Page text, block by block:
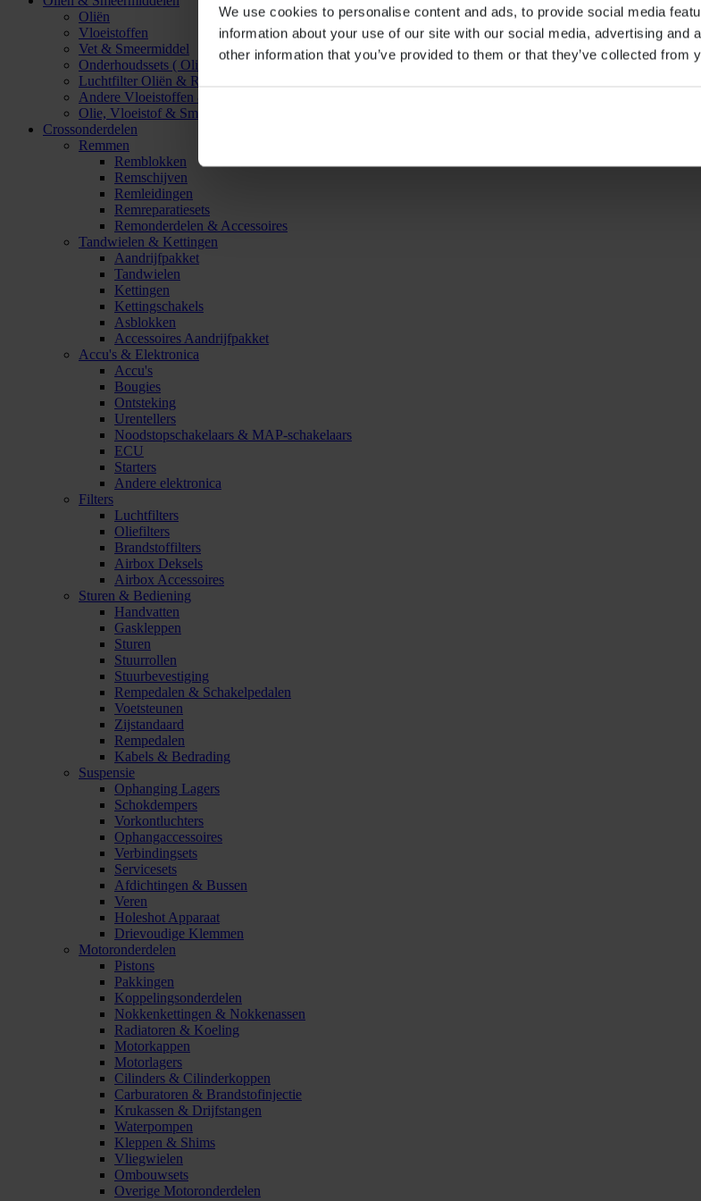
We use cookies to personalise content and ads, to provide social media
information about your use of our site with our social media, advertising and
other information that you’ve provided to them or that they’ve collected from
Oliën
Vloeistoffen
Vet & Smeermiddel
Onderhoudssets ( Olie & Filter)
Luchtfilter Oliën & Reinigers
Andere Vloeistoffen & Smeermiddelen
Olie, Vloeistof & Smeermiddel Accessoires
Crossonderdelen
Remmen
Remblokken
Remschijven
Remleidingen
Remreparatiesets
Remonderdelen & Accessoires
Tandwielen & Kettingen
Aandrijfpakket
Tandwielen
Kettingen
Kettingschakels
Asblokken
Accessoires Aandrijfpakket
Accu's & Elektronica
Accu's
Bougies
Ontsteking
Urentellers
Noodstopschakelaars & MAP-schakelaars
ECU
Starters
Andere elektronica
Filters
Luchtfilters
Oliefilters
Brandstoffilters
Airbox Deksels
Airbox Accessoires
Sturen & Bediening
Handvatten
Gaskleppen
Sturen
Stuurrollen
Stuurbevestiging
Rempedalen & Schakelpedalen
Voetsteunen
Zijstandaard
Rempedalen
Kabels & Bedrading
Suspensie
Ophanging Lagers
Schokdempers
Vorkontluchters
Ophangaccessoires
Verbindingsets
Servicesets
Afdichtingen & Bussen
Veren
Holeshot Apparaat
Drievoudige Klemmen
Motoronderdelen
Pistons
Pakkingen
Koppelingsonderdelen
Nokkenkettingen & Nokkenassen
Radiatoren & Koeling
Motorkappen
Motorlagers
Cilinders & Cilinderkoppen
Carburatoren & Brandstofinjectie
Krukassen & Drijfstangen
Waterpompen
Kleppen & Shims
Vliegwielen
Ombouwsets
Overige Motoronderdelen